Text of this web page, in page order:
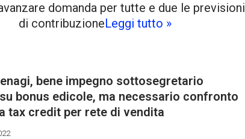
domanda per tutte e due le previsioni
di contribuzioneLeggi tutto »
bene impegno sottosegretario
bonus edicole, ma necessario confronto
tax credit per rete di vendita